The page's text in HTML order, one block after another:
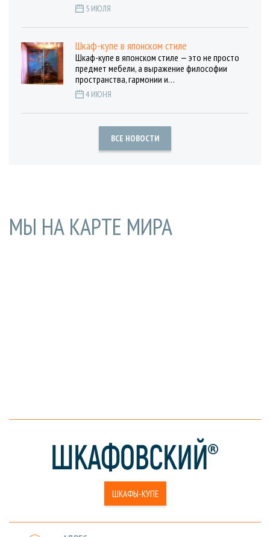
5 ИЮЛЯ
Шкаф-купе в японском стиле
Шкаф-купе в японском стиле — это не просто
предмет мебели, а выражение философии
пространства, гармонии и…
4 ИЮНЯ
ВСЕ НОВОСТИ
МЫ НА КАРТЕ МИРА
ШКАФЫ-КУПЕ